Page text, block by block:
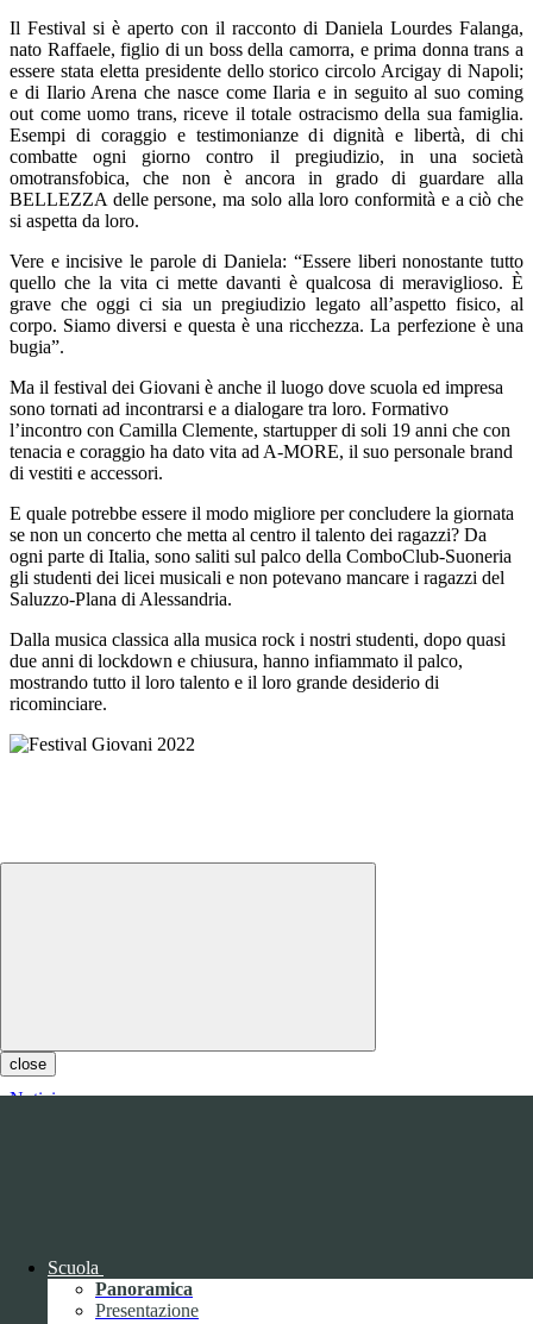
close
Scuola
Panoramica
Presentazione
Il Festival si è aperto con il racconto di Daniela Lourdes Falanga,
nato Raffaele, figlio di un boss della camorra, e prima donna trans a
essere stata eletta presidente dello storico circolo Arcigay di Napoli;
e di Ilario Arena che nasce come Ilaria e in seguito al suo coming
out come uomo trans, riceve il totale ostracismo della sua famiglia.
Esempi di coraggio e testimonianze di dignità e libertà, di chi
combatte ogni giorno contro il pregiudizio, in una società
omotransfobica, che non è ancora in grado di guardare alla
BELLEZZA delle persone, ma solo alla loro conformità e a ciò che
si aspetta da loro.
Vere e incisive le parole di Daniela: “Essere liberi nonostante tutto
quello che la vita ci mette davanti è qualcosa di meraviglioso. È
grave che oggi ci sia un pregiudizio legato all’aspetto fisico, al
corpo. Siamo diversi e questa è una ricchezza. La perfezione è una
bugia”.
Ma il festival dei Giovani è anche il luogo dove scuola ed impresa
sono tornati ad incontrarsi e a dialogare tra loro. Formativo
l’incontro con Camilla Clemente, startupper di soli 19 anni che con
tenacia e coraggio ha dato vita ad A-MORE, il suo personale brand
di vestiti e accessori.
E quale potrebbe essere il modo migliore per concludere la giornata
se non un concerto che metta al centro il talento dei ragazzi? Da
ogni parte di Italia, sono saliti sul palco della ComboClub-Suoneria
gli studenti dei licei musicali e non potevano mancare i ragazzi del
Saluzzo-Plana di Alessandria.
Dalla musica classica alla musica rock i nostri studenti, dopo quasi
due anni di lockdown e chiusura, hanno infiammato il palco,
mostrando tutto il loro talento e il loro grande desiderio di
ricominciare.
Notizie
In questa schermata è possibile scegliere quali cookie consentire.
I cookie necessari sono quelli che consentono il funzionamento della